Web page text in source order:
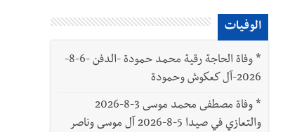
شُيّعوا في ‫غزة‬ بعد أن بقوا تحت الأنقاض منذ عام 2023: أيُعقل أن يبقى الشعب الفلسطيني يعيش كل هذا الألم؟ وإلى متى
الوفيات
*
وفاة الحاجة رقية محمد حمودة -الدفن -6-8-
2026-آل كعكوش وحمودة
*
وفاة مصطفى محمد موسى 3-8-2026
والتعازي في صيدا 5-8-2026 آل موسى وناصر